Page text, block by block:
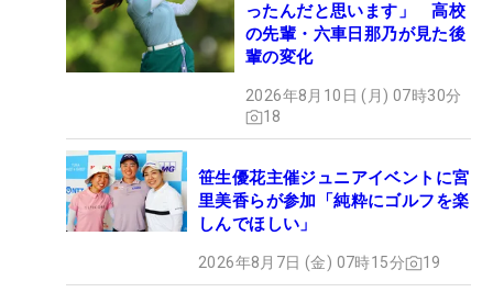
ったんだと思います」 高校
の先輩・六車日那乃が見た後
輩の変化
2026年8月10日 (月) 07時30分
18
笹生優花主催ジュニアイベントに宮
里美香らが参加「純粋にゴルフを楽
しんでほしい」
2026年8月7日 (金) 07時15分 19